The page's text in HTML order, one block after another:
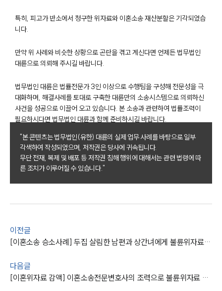
부소개
부소개
오시는 길
글로벌 파트너 로펌
고객의 소리
통합검색
사례분석/최신동향
이혼 법률정보
특히, 피고가 반소에서 청구한 위자료와 이혼소송 재산분할은 기각되었습
니다.
만약 위 사례와 비슷한 상황으로 곤란을 겪고 계신다면 언제든 법무법인
대륜으로 의뢰해 주시길 바랍니다.
법무법인 대륜은 법률전문가 3인 이상으로 수행팀을 구성해 전문성을 극
대화하며, 해결사례를 토대로 구축한 대륜만의 소송시스템으로 의뢰하신
사건을 성공으로 이끌어 오고 있습니다. 본 소송과 관련하여 법률조력이
필요하시다면 법무법인 대륜과 함께 준비하시길 바랍니다.
"본 콘텐츠는 법무법인(유한) 대륜의 실제 업무 사례를 바탕으로 일부
각색하여 작성되었으며, 저작권은 당사에 귀속됩니다.
무단 전재, 복제 및 배포 등 저작권 침해 행위에 대해서는 관련 법령에 따
른 조치가 이루어질 수 있습니다."
이전글
[이혼소송 승소사례] 두집 살림한 남편과 상간녀에게 불륜위자료 5,000만 원 받아냄
다음글
[이혼위자료 감액] 이혼소송전문변호사의 조력으로 불륜위자료 액수 1,000만 원 이상 감액